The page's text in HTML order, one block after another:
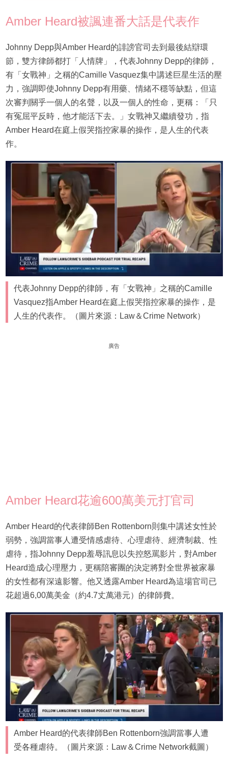
Amber Heard被諷連番大話是代表作
Johnny Depp與Amber Heard的誹謗官司去到最後結辯環
節，雙方律師都打「人情牌」，代表Johnny Depp的律師，
有「女戰神」之稱的Camille Vasquez集中講述巨星生活的壓
力，強調即使Johnny Depp有用藥、情緒不穩等缺點，但這
次審判關乎一個人的名聲，以及一個人的性命，更稱：「只
有冤屈平反時，他才能活下去。」女戰神又繼續發功，指
Amber Heard在庭上假哭指控家暴的操作，是人生的代表
作。
代表Johnny Depp的律師，有「女戰神」之稱的Camille
Vasquez指Amber Heard在庭上假哭指控家暴的操作，是
人生的代表作。（圖片來源：Law＆Crime Network）
廣告
Amber Heard花逾600萬美元打官司
Amber Heard的代表律師Ben Rottenborn則集中講述女性於
弱勢，強調當事人遭受情感虐待、心理虐待、經濟制裁、性
虐待，指Johnny Depp羞辱訊息以失控怒罵影片，對Amber
Heard造成心理壓力，更稱陪審團的決定將對全世界被家暴
的女性都有深遠影響。他又透露Amber Heard為這場官司已
花超過6,00萬美金（約4.7丈萬港元）的律師費。
Amber Heard的代表律師Ben Rottenborn強調當事人遭
受各種虐待。（圖片來源：Law＆Crime Network截圖）